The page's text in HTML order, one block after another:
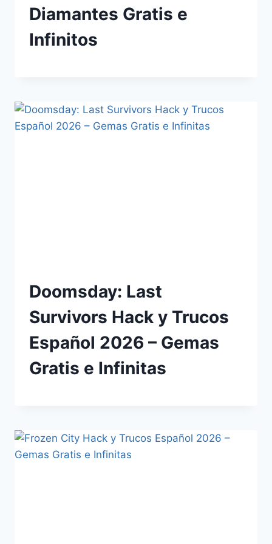
Diamantes Gratis e
Infinitos
Doomsday: Last
Survivors Hack y Trucos
Español 2026 – Gemas
Gratis e Infinitas